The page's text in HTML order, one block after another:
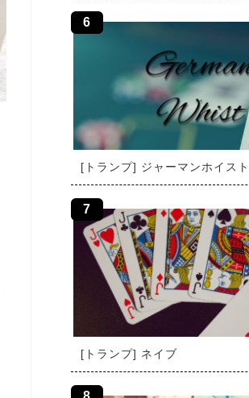
[トランプ] ジャーマンホイスト
[トランプ] ネイブ